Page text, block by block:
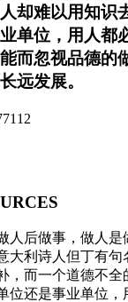
却难以用知识
单位，用人都
而忽视品德的
远发展。
人后做事，做人是
大利诗人但丁有句
，而一个道德不
位还是事业单位